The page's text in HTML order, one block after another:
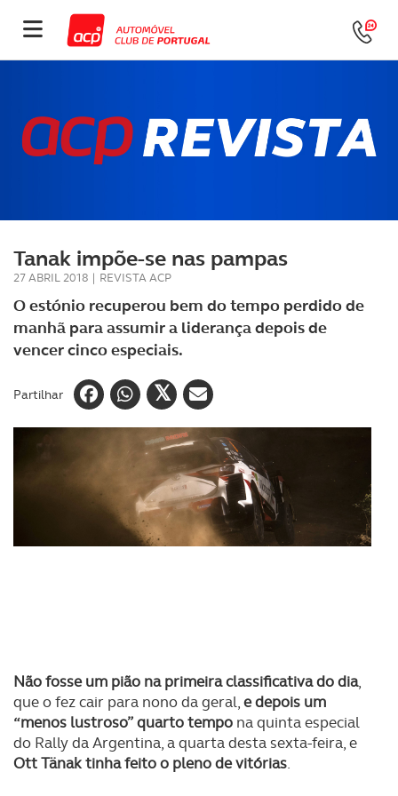
Tanak impõe-se nas pampas
27 ABRIL 2018 | REVISTA ACP
O estónio recuperou bem do tempo perdido de
manhã para assumir a liderança depois de
vencer cinco especiais.
Partilhar
Não fosse um pião na primeira classificativa do dia,
que o fez cair para nono da geral,e depois um
“menos lustroso” quarto tempo na quinta especial
do Rally da Argentina, a quarta desta sexta-feira, e
Ott Tänak tinha feito o pleno de vitórias.